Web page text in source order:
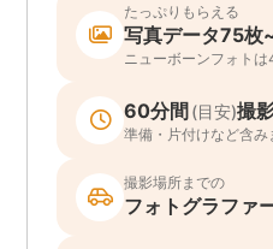
たっぷりもらえる
写真データ75枚
ニューボーンフォト
60分間 (目安)撮
準備・片付けなど含み
撮影場所までの
フォトグラファ